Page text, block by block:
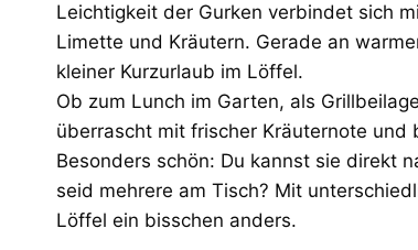
Leichtigkeit der Gurken verbindet sich
Limette und Kräutern. Gerade an
kleiner Kurzurlaub im Löffel.
Ob zum Lunch im Garten, als
überrascht mit frischer Kräuternote
Besonders schön: Du kannst sie direkt
seid mehrere am Tisch? Mit
Löffel ein bisschen anders.